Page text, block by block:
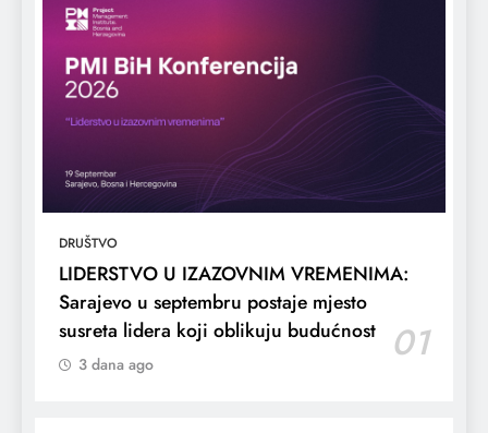
DRUŠTVO
LIDERSTVO U IZAZOVNIM VREMENIMA:
Sarajevo u septembru postaje mjesto
susreta lidera koji oblikuju budućnost
01
3 dana ago